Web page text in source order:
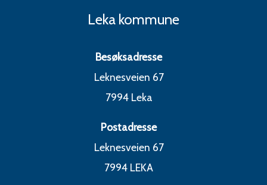
Leka kommune
Besøksadresse
Leknesveien 67
7994 Leka
Postadresse
Leknesveien 67
7994 LEKA